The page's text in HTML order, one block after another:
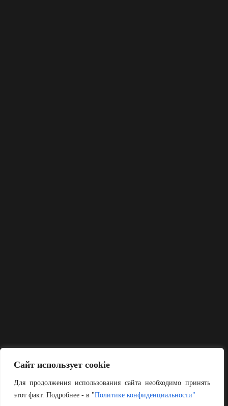
Сайт использует cookie
Для продолжения использования сайта необходимо принять
этот факт. Подробнее - в "Политике конфиденциальности"